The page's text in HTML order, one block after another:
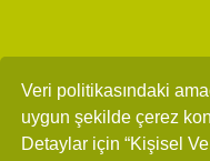
Veri politikasındaki
uygun şekilde çerez
Detaylar için “Kişisel